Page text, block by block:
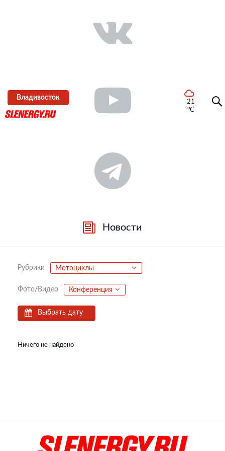
Владивосток
21
°C
Новости
Рубрики Мотоциклы
Фото/Видео Конференция
Выбрать дату
Ничего не найдено